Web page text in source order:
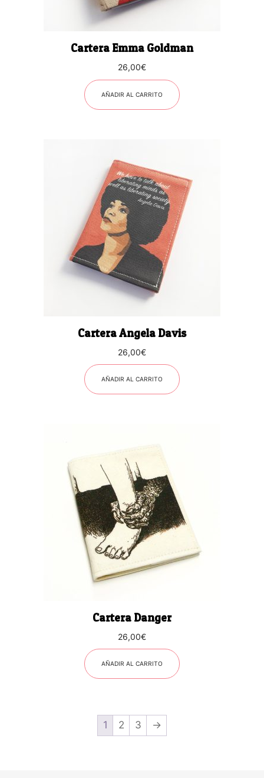
Cartera Emma Goldman
26,00€
AÑADIR AL CARRITO
Cartera Angela Davis
26,00€
AÑADIR AL CARRITO
Cartera Danger
26,00€
AÑADIR AL CARRITO
1 2 3 →